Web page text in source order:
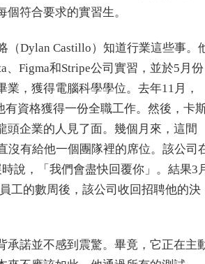
符合要求的實習生。
（Dylan Castillo）知道行業這些事。
、Figma和Stripe公司實習，並於5月份
業，獲得電腦科學學位。去年11月，
有資格獲得一份全職工作。然後，卡
頭企業的人見了面。幾個月來，這間
沒有給他一個團隊裡的席位。該公司
說，「我們會盡快回覆你」。結果3
工的數周後，該公司收回招聘他的決
承諾並不感到震驚。畢竟，它正在主